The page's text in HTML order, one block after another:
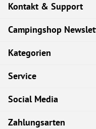
Kontakt & Support
Campingshop
Kategorien
Service
Social Media
Zahlungsarten